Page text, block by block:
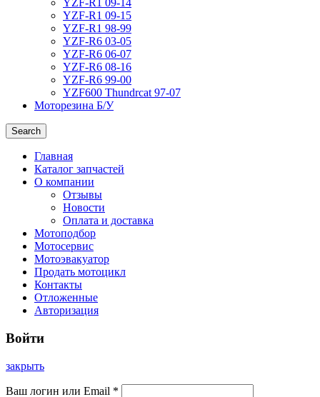
YZF-R1 09-14
YZF-R1 09-15
YZF-R1 98-99
YZF-R6 03-05
YZF-R6 06-07
YZF-R6 08-16
YZF-R6 99-00
YZF600 Thundrcat 97-07
Моторезина Б/У
Search
Главная
Каталог запчастей
О компании
Отзывы
Новости
Оплата и доставка
Мотоподбор
Мотосервис
Мотоэвакуатор
Продать мотоцикл
Контакты
Отложенные
Авторизация
Войти
закрыть
Ваш логин или Email *